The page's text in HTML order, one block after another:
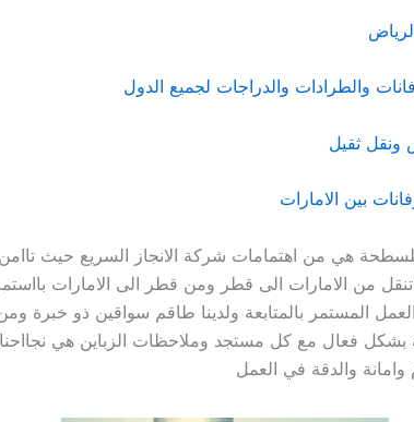
والطرادات والدراجات لجميع الدول
ثقيل
بين الامارات
هي من اهتمامات شركة الانجاز السريع حيث
تنقل من الامارات الى قطر ومن قطر الى الامارات
المستمر بالمتابعة ولدينا طاقم سواقين ذو خبرة
بشكل فعال مع كل مستجد وملاحظات الزباين هي
والدقة في العمل